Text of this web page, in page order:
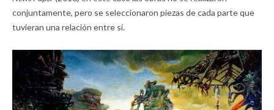
conjuntamente, pero se seleccionaron piezas de cada parte que
tuvieran una relación entre sí.